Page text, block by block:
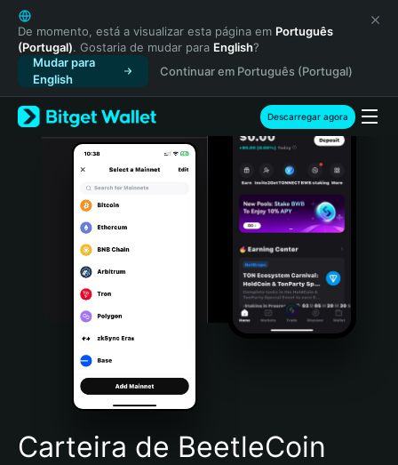
English
日本語
Tiếng Việt
Русский
Español (Latinoamérica)
Türkçe
Italiano
Português (Portugal)
Bahasa Indonesia
Português (Brasil)
Español (Argentina)
De momento, está a visualizar esta página em Português
(Portugal). Gostaria de mudar para English?
Mudar para
English
Continuar em Português (Portugal)
Descarregar agora
Carteira de BeetleCoin